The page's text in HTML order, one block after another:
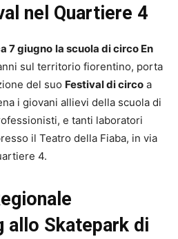
nel Quartiere 4
7 giugno la scuola di circo En
sul territorio fiorentino, porta
del suo Festival di circo a
i giovani allievi della scuola di
e tanti laboratori
il Teatro della Fiaba, in via
4.
allo Skatepark di